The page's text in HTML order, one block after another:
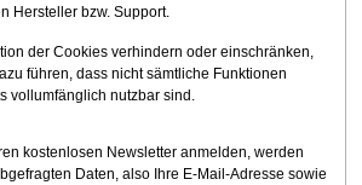
Hersteller bzw. Support.
der Cookies verhindern oder einschränken,
führen, dass nicht sämtliche Funktionen
vollumfänglich nutzbar sind.
kostenlosen Newsletter anmelden, werden
Daten, also Ihre E-Mail-Adresse sowie